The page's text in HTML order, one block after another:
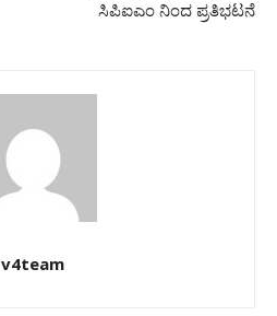
ಸಿಪಿಐಎಂ ನಿಂದ ಪ್ರತಿಭಟನೆ
v4team